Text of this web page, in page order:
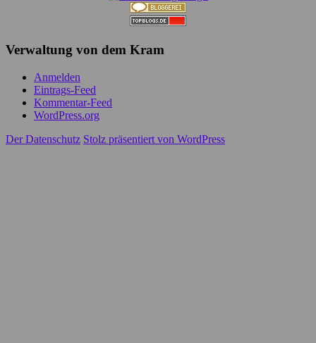
Verwaltung von dem Kram
Anmelden
Eintrags-Feed
Kommentar-Feed
WordPress.org
Der Datenschutz Stolz präsentiert von WordPress